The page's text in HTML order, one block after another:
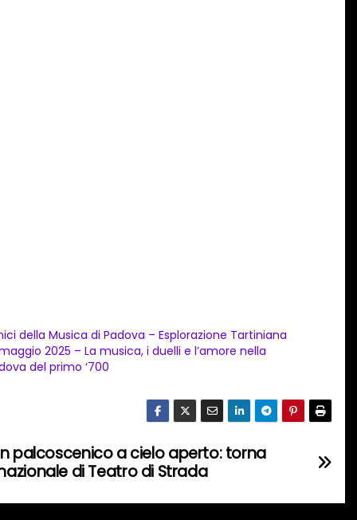
della Musica di Padova – Esplorazione Tartiniana
2025 – La musica, i duelli e l’amore nella
del primo ‘700
palcoscenico a cielo aperto: torna
di Teatro di Strada